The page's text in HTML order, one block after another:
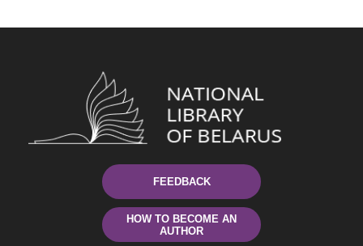
FEEDBACK
HOW TO BECOME AN
AUTHOR